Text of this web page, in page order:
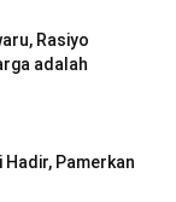
Rasiyo
adalah
Hadir, Pamerkan